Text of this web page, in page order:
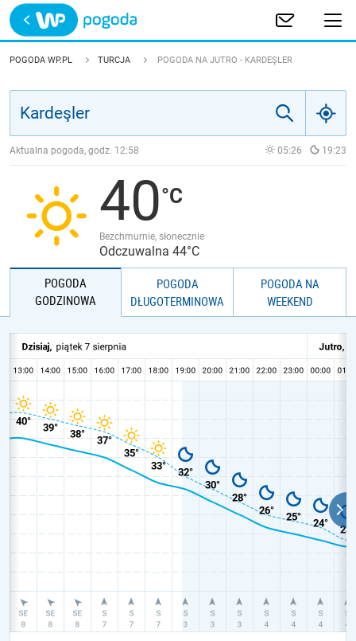
Trwa ładowanie
POLSKA
POGODA WP.PL TURCJA POGODA NA JUTRO - KARDEŞLER
Aktualna pogoda, godz. 12:58 05:26 19:23
40
Bezchmurnie, słonecznie
Odczuwalna 44°C
POGODA
GODZINOWA
POGODA
DŁUGOTERMINOWA
POGODA NA
WEEKEND